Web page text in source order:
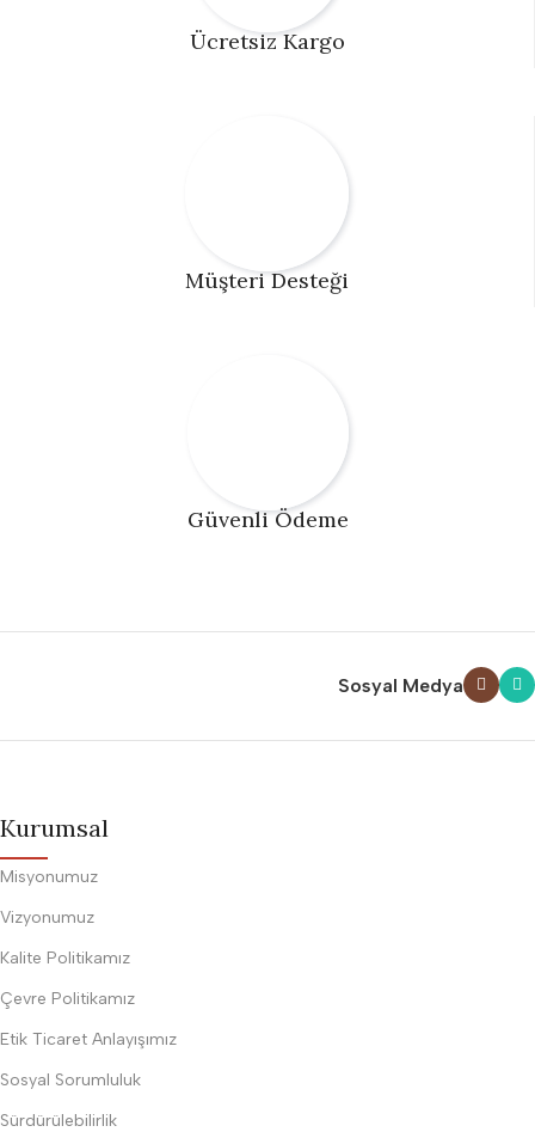
Ücretsiz Kargo
Müşteri Desteği
Güvenli Ödeme
Sosyal Medya
Kurumsal
Misyonumuz
Vizyonumuz
Kalite Politikamız
Çevre Politikamız
Etik Ticaret Anlayışımız
Sosyal Sorumluluk
Sürdürülebilirlik